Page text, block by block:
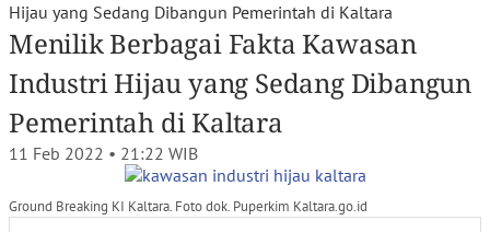
Hijau yang Sedang Dibangun Pemerintah di Kaltara
Menilik Berbagai Fakta Kawasan
Industri Hijau yang Sedang Dibangun
Pemerintah di Kaltara
11 Feb 2022 • 21:22 WIB
Ground Breaking KI Kaltara. Foto dok. Puperkim Kaltara.go.id